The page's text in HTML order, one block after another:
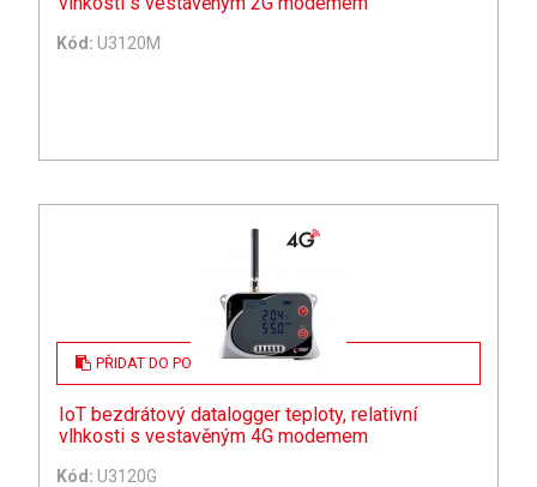
Kód: U3120M
PŘIDAT DO POPTÁVKY
IoT bezdrátový datalogger teploty, relativní
vlhkosti s vestavěným 4G modemem
Kód: U3120G